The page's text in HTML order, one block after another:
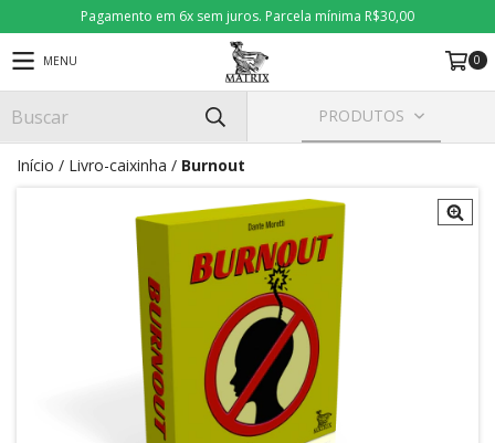
Pagamento em 6x sem juros. Parcela mínima R$30,00
MENU 0
PRODUTOS
Início / Livro-caixinha / Burnout